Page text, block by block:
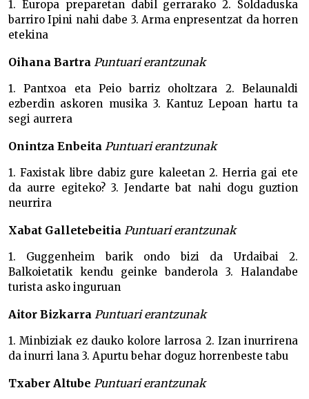
1. Europa preparetan dabil gerrarako 2. Soldaduska
barriro Ipini nahi dabe 3. Arma enpresentzat da horren
etekina
Oihana Bartra Puntuari erantzunak
1. Pantxoa eta Peio barriz oholtzara 2. Belaunaldi
ezberdin askoren musika 3. Kantuz Lepoan hartu ta
segi aurrera
Onintza Enbeita Puntuari erantzunak
1. Faxistak libre dabiz gure kaleetan 2. Herria gai ete
da aurre egiteko? 3. Jendarte bat nahi dogu guztion
neurrira
Xabat Galletebeitia Puntuari erantzunak
1. Guggenheim barik ondo bizi da Urdaibai 2.
Balkoietatik kendu geinke banderola 3. Halandabe
turista asko inguruan
Aitor Bizkarra Puntuari erantzunak
1. Minbiziak ez dauko kolore larrosa 2. Izan inurrirena
da inurri lana 3. Apurtu behar doguz horrenbeste tabu
Txaber Altube Puntuari erantzunak